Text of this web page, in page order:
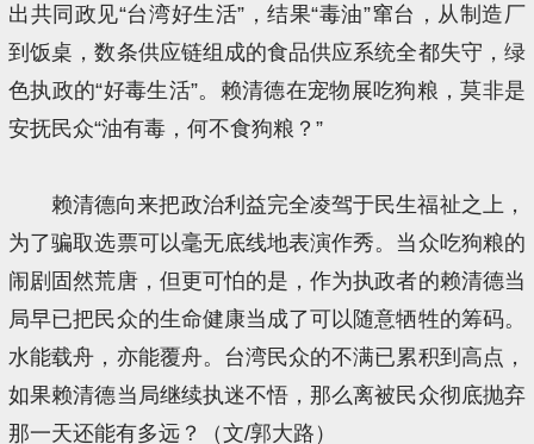
出共同政见“台湾好生活”，结果“毒油”窜台，从制造厂
到饭桌，数条供应链组成的食品供应系统全都失守，绿
色执政的“好毒生活”。赖清德在宠物展吃狗粮，莫非是
安抚民众“油有毒，何不食狗粮？”
赖清德向来把政治利益完全凌驾于民生福祉之上，
为了骗取选票可以毫无底线地表演作秀。当众吃狗粮的
闹剧固然荒唐，但更可怕的是，作为执政者的赖清德当
局早已把民众的生命健康当成了可以随意牺牲的筹码。
水能载舟，亦能覆舟。台湾民众的不满已累积到高点，
如果赖清德当局继续执迷不悟，那么离被民众彻底抛弃
那一天还能有多远？（文/郭大路）